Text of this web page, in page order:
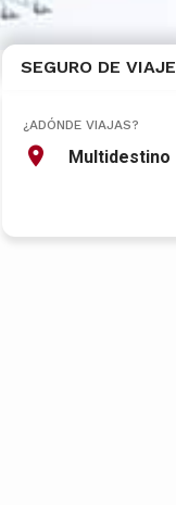
SEGURO DE VIAJE
¿ADÓNDE VIAJAS?
Multidestino